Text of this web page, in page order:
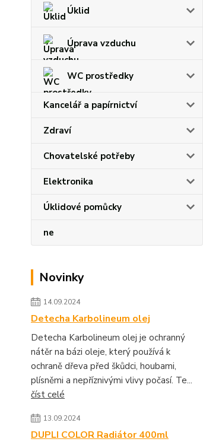
Úklid
Úprava vzduchu
WC prostředky
Kancelář a papírnictví
Zdraví
Chovatelské potřeby
Elektronika
Úklidové pomůcky
ne
Novinky
14.09.2024
Detecha Karbolineum olej
Detecha Karbolineum olej je ochranný
nátěr na bázi oleje, který používá k
ochraně dřeva před škůdci, houbami,
plísněmi a nepříznivými vlivy počasí. Te...
číst celé
13.09.2024
DUPLI COLOR Radiátor 400ml